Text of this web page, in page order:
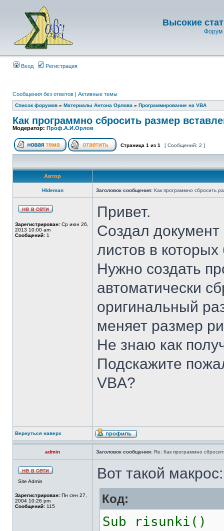
Высокие
Форум
Вход Регистрация
Сообщения без ответов | Активные темы
Список форумов » Материалы Антона Орлова » Программирование на VBA
Как программно сбросить размер
Модератор: Проф.А.И.Орлов
Страница 1 из 1 [ Сообщений: 2 ]
Автор
HIdeman Заголовок сообщения: Как программно сбросить
Зарегистрирован: Ср июн 26,
2013 10:00 am
Сообщений: 1
Привет.
Создал
листов в
Нужно создать
автоматически
оригинальный
меняет размер
Не знаю как
Подскажите
VBA?
Вернуться наверх
admin Заголовок сообщения: Re: Как программно
Site Admin
Зарегистрирован: Пн сен 27,
2004 10:26 pm
Сообщений: 115
Вот такой макрос:
Код:
Sub risunki()